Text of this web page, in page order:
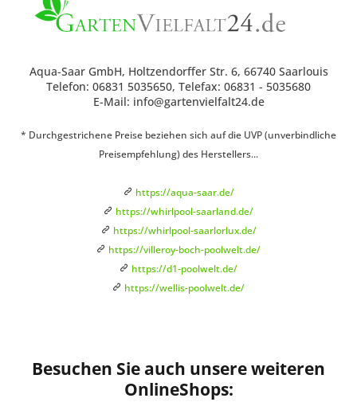
Aqua-Saar GmbH, Holtzendorffer Str. 6, 66740 Saarlouis
Telefon: 06831 5035650, Telefax: 06831 - 5035680
E-Mail: info@gartenvielfalt24.de
* Durchgestrichene Preise beziehen sich auf die UVP (unverbindliche
Preisempfehlung) des Herstellers...
https://aqua-saar.de/
https://whirlpool-saarland.de/
https://whirlpool-saarlorlux.de/
https://villeroy-boch-poolwelt.de/
https://d1-poolwelt.de/
https://wellis-poolwelt.de/
Besuchen Sie auch unsere weiteren
OnlineShops: